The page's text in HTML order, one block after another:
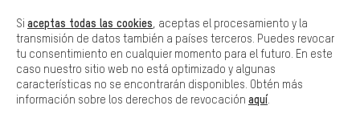
Si aceptas todas las cookies , aceptas el procesamiento y la
transmisión de datos también a países terceros. Puedes revocar
tu consentimiento en cualquier momento para el futuro. En este
caso nuestro sitio web no está optimizado y algunas
características no se encontrarán disponibles. Obtén más
información sobre los derechos de revocación aquí.